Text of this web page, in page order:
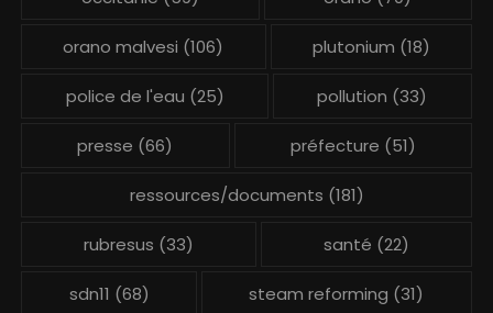
orano malvesi (106) plutonium (18)
police de l'eau (25) pollution (33)
presse (66) préfecture (51)
ressources/documents (181)
rubresus (33) santé (22)
sdn11 (68) steam reforming (31)